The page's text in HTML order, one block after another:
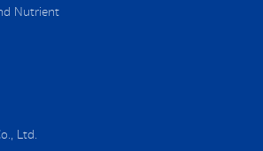
Nutrient
Ltd.